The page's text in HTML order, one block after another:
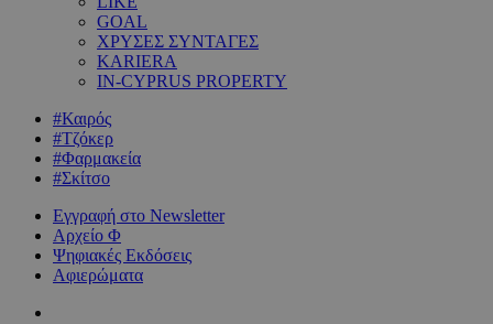
GOAL
ΧΡΥΣΕΣ ΣΥΝΤΑΓΕΣ
KARIERA
IN-CYPRUS PROPERTY
#Καιρός
#Τζόκερ
#Φαρμακεία
#Σκίτσο
Εγγραφή στο Newsletter
Αρχείο Φ
Ψηφιακές Εκδόσεις
Αφιερώματα